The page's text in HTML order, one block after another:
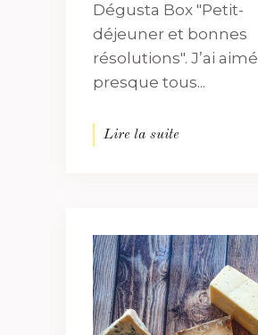
Dégusta Box "Petit-
déjeuner et bonnes
résolutions". J’ai aimé
presque tous...
Lire la suite